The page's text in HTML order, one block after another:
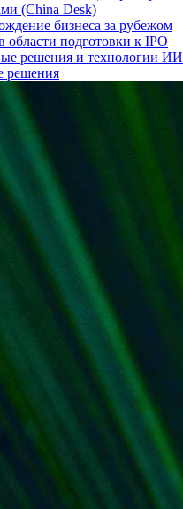
(China Desk)
бизнеса за рубежом
области подготовки к IPO
решения и технологии ИИ
решения